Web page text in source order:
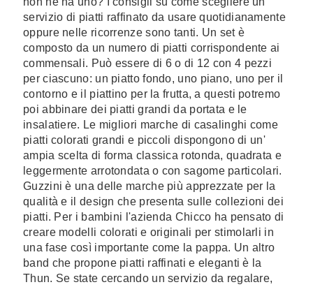
servizio di piatti raffinato da usare quotidianamente
oppure nelle ricorrenze sono tanti. Un set è
composto da un numero di piatti corrispondente ai
commensali. Può essere di 6 o di 12 con 4 pezzi
per ciascuno: un piatto fondo, uno piano, uno per il
contorno e il piattino per la frutta, a questi potremo
poi abbinare dei piatti grandi da portata e le
insalatiere. Le migliori marche di casalinghi come
piatti colorati grandi e piccoli dispongono di un'
ampia scelta di forma classica rotonda, quadrata e
leggermente arrotondata o con sagome particolari.
Guzzini è una delle marche più apprezzate per la
qualità e il design che presenta sulle collezioni dei
piatti. Per i bambini l'azienda Chicco ha pensato di
creare modelli colorati e originali per stimolarli in
una fase così importante come la pappa. Un altro
band che propone piatti raffinati e eleganti è la
Thun. Se state cercando un servizio da regalare,